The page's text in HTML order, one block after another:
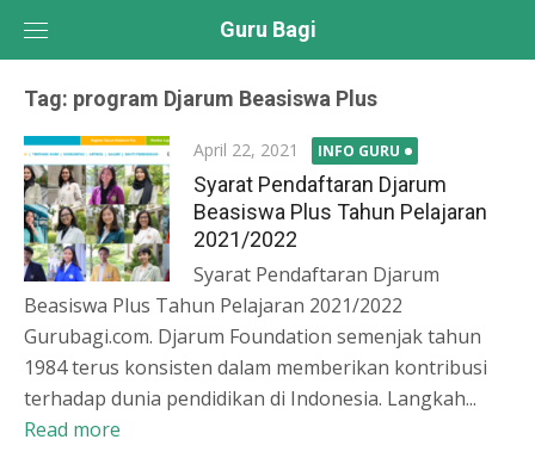
Guru Bagi
Tag: program Djarum Beasiswa Plus
Posted
on
April 22, 2021 INFO GURU
Syarat Pendaftaran Djarum
Beasiswa Plus Tahun Pelajaran
2021/2022
Syarat Pendaftaran Djarum
Beasiswa Plus Tahun Pelajaran 2021/2022
Gurubagi.com. Djarum Foundation semenjak tahun
1984 terus konsisten dalam memberikan kontribusi
terhadap dunia pendidikan di Indonesia. Langkah...
Read more